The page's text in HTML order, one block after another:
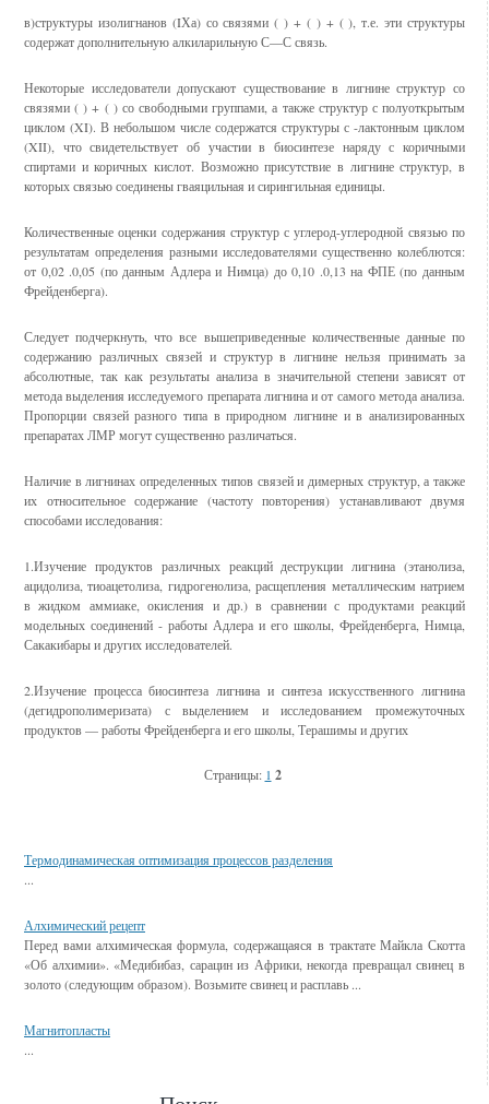
в)структуры изолигнанов (IХа) со связями ( ) + ( ) + ( ), т.е. эти структуры
содержат дополнительную алкиларильную С—С связь.
Некоторые исследователи допускают существование в лигнине структур со
связями ( ) + ( ) со свободными группами, а также структур с полуоткрытым
циклом (XI). В небольшом числе содержатся структуры с -лактонным циклом
(XII), что свидетельствует об участии в биосинтезе наряду с коричными
спиртами и коричных кислот. Возможно присутствие в лигнине структур, в
которых связью соединены гваяцильная и сирингильная единицы.
Количественные оценки содержания структур с углерод-углеродной связью по
результатам определения разными исследователями существенно колеблются:
от 0,02 .0,05 (по данным Адлера и Нимца) до 0,10 .0,13 на ФПЕ (по данным
Фрейденберга).
Следует подчеркнуть, что все вышеприведенные количественные данные по
содержанию различных связей и структур в лигнине нельзя принимать за
абсолютные, так как результаты анализа в значительной сте­пени зависят от
метода выделения исследуемого препарата лигнина и от самого метода анализа.
Пропорции связей разного типа в природном лигнине и в анализированных
препаратах ЛМР могут существенно различаться.
Наличие в лигнинах определенных типов связей и димерных структур, а также
их относительное содержание (частоту повторения) устанавливают двумя
способами исследования:
1.Изучение продуктов различных реакций деструкции лигнина (этанолиза,
ацидолиза, тиоацетолиза, гидрогенолиза, расщепления метал­лическим натрием
в жидком аммиаке, окисления и др.) в сравнении с про­дуктами реакций
модельных соединений - работы Адлера и его школы, Фрейденберга, Нимца,
Сакакибары и других исследователей.
2.Изучение процесса биосинтеза лигнина и синтеза искусственного лигнина
(дегидрополимеризата) с выделением и исследованием промежуточных
продуктов — работы Фрейденберга и его школы, Терашимы и других
Страницы: 1 2
Термодинамическая оптимизация процессов разделения
...
Алхимический рецепт
Перед вами алхимическая формула, содержащаяся в трактате Майкла Скотта
«Об алхимии». «Медибибаз, сарацин из Африки, некогда превращал свинец в
золото (следующим образом). Возьмите свинец и расплавь ...
Магнитопласты
...